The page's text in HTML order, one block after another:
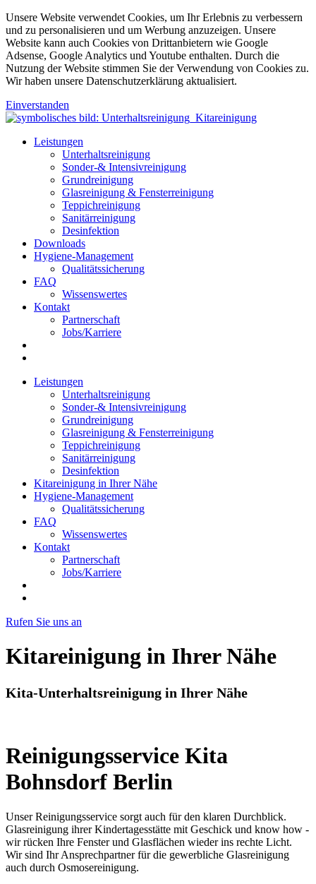
Unsere Website verwendet Cookies, um Ihr Erlebnis zu verbessern
und zu personalisieren und um Werbung anzuzeigen. Unsere
Website kann auch Cookies von Drittanbietern wie Google
Adsense, Google Analytics und Youtube enthalten. Durch die
Nutzung der Website stimmen Sie der Verwendung von Cookies zu.
Wir haben unsere Datenschutzerklärung aktualisiert.
Einverstanden
Leistungen
Unterhaltsreinigung
Sonder-& Intensivreinigung
Grundreinigung
Glasreinigung & Fensterreinigung
Teppichreinigung
Sanitärreinigung
Desinfektion
Downloads
Hygiene-Management
Qualitätssicherung
FAQ
Wissenswertes
Kontakt
Partnerschaft
Jobs/Karriere
Leistungen
Unterhaltsreinigung
Sonder-& Intensivreinigung
Grundreinigung
Glasreinigung & Fensterreinigung
Teppichreinigung
Sanitärreinigung
Desinfektion
Kitareinigung in Ihrer Nähe
Hygiene-Management
Qualitätssicherung
FAQ
Wissenswertes
Kontakt
Partnerschaft
Jobs/Karriere
Rufen Sie uns an
Kitareinigung in Ihrer Nähe
Kita-Unterhaltsreinigung in Ihrer Nähe
Reinigungsservice Kita
Bohnsdorf Berlin
Unser Reinigungsservice sorgt auch für den klaren Durchblick.
Glasreinigung ihrer Kindertagesstätte mit Geschick und know how -
wir rücken Ihre Fenster und Glasflächen wieder ins rechte Licht.
Wir sind Ihr Ansprechpartner für die gewerbliche Glasreinigung
auch durch Osmosereinigung.